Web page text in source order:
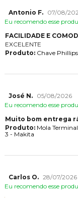
Antonio F.
07/08/
Eu recomendo esse
FACILIDADE E
EXCELENTE
Produto:Chave Phillips
José N.
05/08/2026
Eu recomendo esse
Muito bom entrega
Produto:Mola
3 - Makita
Carlos O. 28/07/2026
Eu recomendo esse